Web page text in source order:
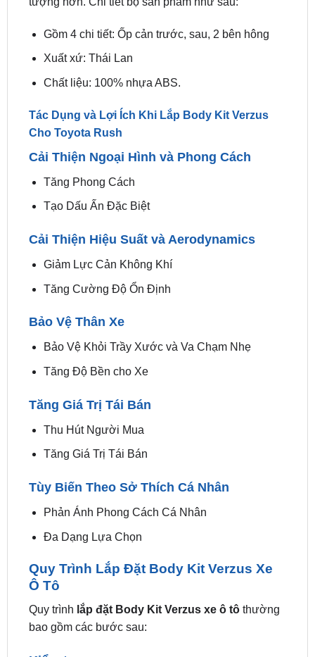
đổi diện mạo của xe, giúp xe trông bắt mắt và ấn
tượng hơn. Chi tiết bộ sản phẩm như sau:
Gồm 4 chi tiết: Ốp cản trước, sau, 2 bên hông
Xuất xứ: Thái Lan
Chất liệu: 100% nhựa ABS.
Cho Toyota Rush
Cải Thiện Ngoại Hình và Phong Cách
Tăng Phong Cách
Tạo Dấu Ấn Đặc Biệt
Cải Thiện Hiệu Suất và Aerodynamics
Giảm Lực Cản Không Khí
Tăng Cường Độ Ổn Định
Bảo Vệ Thân Xe
Bảo Vệ Khỏi Trầy Xước và Va Chạm Nhẹ
Tăng Độ Bền cho Xe
Tăng Giá Trị Tái Bán
Thu Hút Người Mua
Tăng Giá Trị Tái Bán
Tùy Biến Theo Sở Thích Cá Nhân
Phản Ánh Phong Cách Cá Nhân
Đa Dạng Lựa Chọn
Quy Trình Lắp Đặt Body Kit Verzus Xe